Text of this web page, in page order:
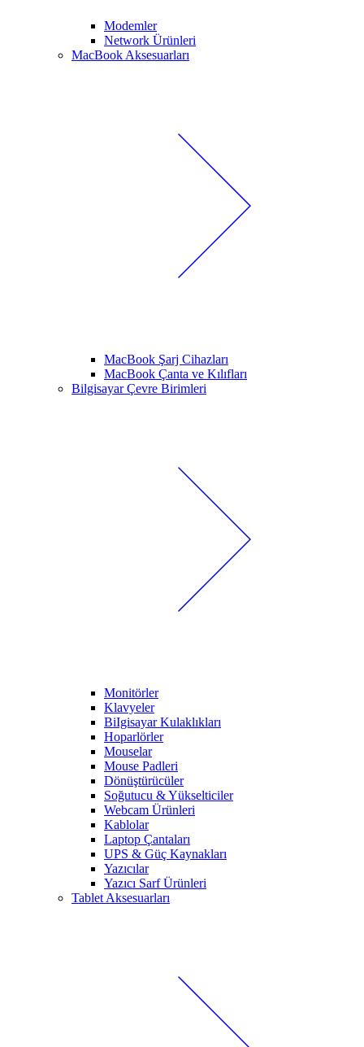
Modemler
Network Ürünleri
MacBook Aksesuarları
MacBook Şarj Cihazları
MacBook Çanta ve Kılıfları
Bilgisayar Çevre Birimleri
Monitörler
Klavyeler
BiIgisayar Kulaklıkları
Hoparlörler
Mouselar
Mouse Padleri
Dönüştürücüler
Soğutucu & Yükselticiler
Webcam Ürünleri
Kablolar
Laptop Çantaları
UPS & Güç Kaynakları
Yazıcılar
Yazıcı Sarf Ürünleri
Tablet Aksesuarları